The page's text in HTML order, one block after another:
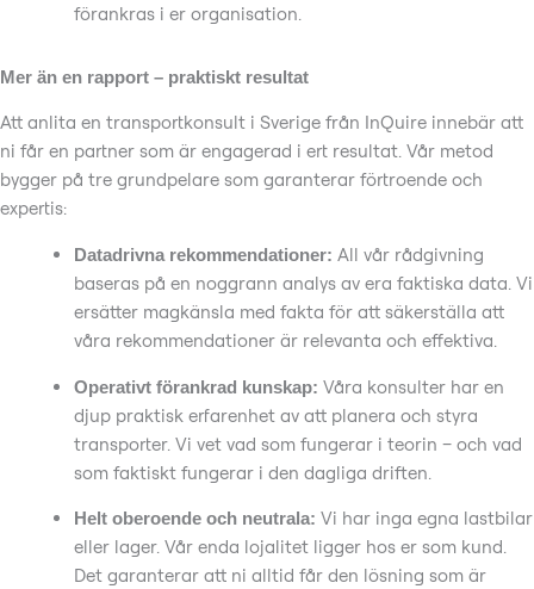
förankras i er organisation.
Mer än en rapport – praktiskt resultat
Att anlita en transportkonsult i Sverige från InQuire innebär att
ni får en partner som är engagerad i ert resultat. Vår metod
bygger på tre grundpelare som garanterar förtroende och
expertis:
Datadrivna rekommendationer: All vår rådgivning
baseras på en noggrann analys av era faktiska data. Vi
ersätter magkänsla med fakta för att säkerställa att
våra rekommendationer är relevanta och effektiva.
Operativt förankrad kunskap: Våra konsulter har en
djup praktisk erfarenhet av att planera och styra
transporter. Vi vet vad som fungerar i teorin – och vad
som faktiskt fungerar i den dagliga driften.
Helt oberoende och neutrala: Vi har inga egna lastbilar
eller lager. Vår enda lojalitet ligger hos er som kund.
Det garanterar att ni alltid får den lösning som är